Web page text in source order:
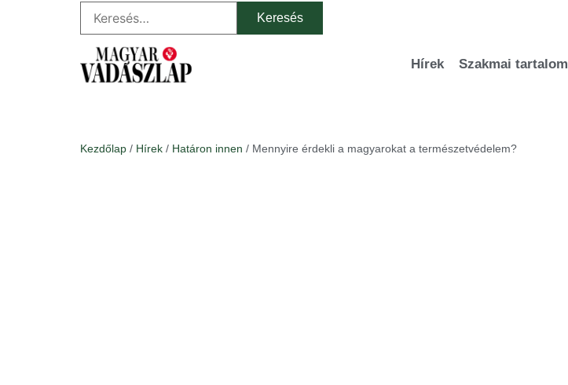
Hírek Szakmai tartalom
Kezdőlap / Hírek / Határon innen / Mennyire érdekli a magyarokat a természetvédelem?